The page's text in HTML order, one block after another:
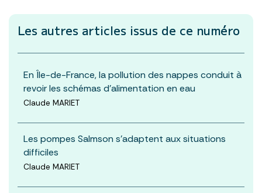
Les autres articles issus de ce numéro
En Île-de-France, la pollution des nappes conduit à
revoir les schémas d’alimentation en eau
Claude MARIET
Les pompes Salmson s’adaptent aux situations
difficiles
Claude MARIET